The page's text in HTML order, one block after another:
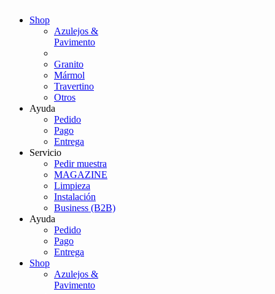
Shop
Azulejos &
Pavimento
Granito
Mármol
Travertino
Otros
Ayuda
Pedido
Pago
Entrega
Servicio
Pedir muestra
MAGAZINE
Limpieza
Instalación
Business (B2B)
Ayuda
Pedido
Pago
Entrega
Shop
Azulejos &
Pavimento